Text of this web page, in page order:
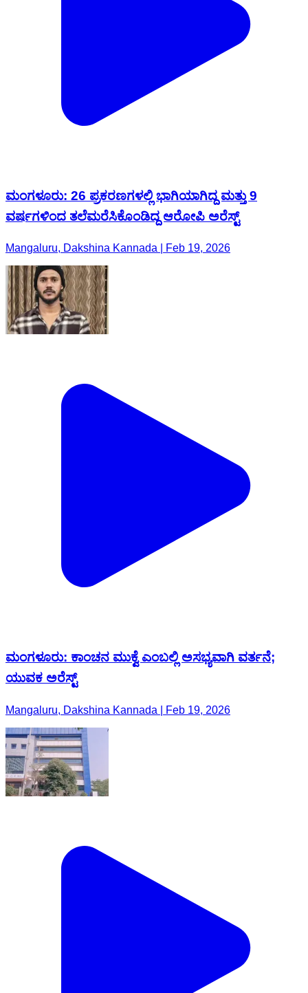
ಮಂಗಳೂರು: 26 ಪ್ರಕರಣಗಳಲ್ಲಿ ಭಾಗಿಯಾಗಿದ್ದ ಮತ್ತು 9
ವರ್ಷಗಳಿಂದ ತಲೆಮರೆಸಿಕೊಂಡಿದ್ದ ಆರೋಪಿ ಅರೆಸ್ಟ್
Mangaluru, Dakshina Kannada | Feb 19, 2026
ಮಂಗಳೂರು: ಕಾಂಚನ ಮುಕ್ವೆ ಎಂಬಲ್ಲಿ ಅಸಭ್ಯವಾಗಿ ವರ್ತನೆ;
ಯುವಕ ಅರೆಸ್ಟ್
Mangaluru, Dakshina Kannada | Feb 19, 2026